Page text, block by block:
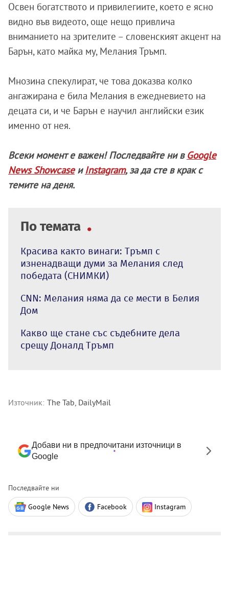
Освен богатството и привилегиите, което е ясно
видно във видеото, още нещо привлича
вниманието на зрителите – словенският акцент на
Барън, като майка му, Мелания Тръмп.
Мнозина спекулират, че това доказва колко
ангажирана е била Мелания в ежедневието на
децата си, и че Барън е научил английски език
именно от нея.
Всеки момент е важен! Последвайте ни в Google
News Showcaseи Instagram, за да сте в крак с
темите на деня.
По темата
Красива както винаги: Тръмп с
изненадващи думи за Мелания след
победата (СНИМКИ)
СNN: Мелания няма да се мести в Белия
Дом
Какво ще стане със съдебните дела
срещу Доналд Тръмп
Източник: The Tab, DailyMail
Добави ни в предпочитани източници в
Google
Последвайте ни
Google News Facebook Instagram